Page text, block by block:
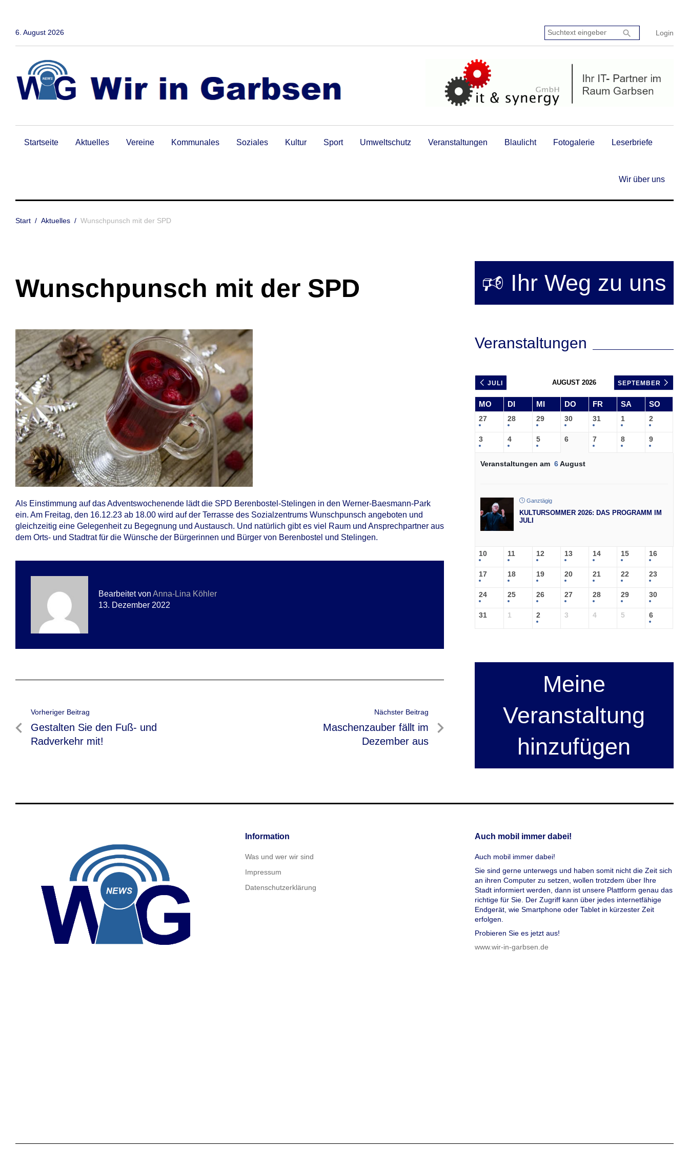
6. August 2026 Login
Suchtext
eingeben:
search
Startseite Aktuelles Vereine Kommunales Soziales Kultur Sport Umweltschutz Veranstaltungen Blaulicht Fotogalerie Leserbriefe
Wir über uns
Start / Aktuelles / Wunschpunsch mit der SPD
Wunschpunsch mit der SPD
Als Einstimmung auf das Adventswochenende lädt die SPD Berenbostel-Stelingen in den Werner-Baesmann-Park
ein. Am Freitag, den 16.12.23 ab 18.00 wird auf der Terrasse des Sozialzentrums Wunschpunsch angeboten und
gleichzeitig eine Gelegenheit zu Begegnung und Austausch. Und natürlich gibt es viel Raum und Ansprechpartner aus
dem Orts- und Stadtrat für die Wünsche der Bürgerinnen und Bürger von Berenbostel und Stelingen.
Bearbeitet von Anna-Lina Köhler
13. Dezember 2022
Beitragsnavigation
Vorheriger Beitrag
Vorheriger
Beitrag
Gestalten Sie den Fuß- und
Radverkehr mit!
Nächster Beitrag
Nächster
Maschenzauber fällt im
Dezember aus
🕫 Ihr Weg zu uns
Veranstaltungen
JULI AUGUST 2026 SEPTEMBER
MO DI MI DO FR SA SO
27 28 29 30 31 1 2
3 4 5 6 7 8 9
Veranstaltungen am 6August
Ganztägig
KULTURSOMMER 2026: DAS PROGRAMM IM
JULI
10 11 12 13 14 15 16
17 18 19 20 21 22 23
24 25 26 27 28 29 30
31 1 2 3 4 5 6
Meine
Veranstaltung
hinzufügen
Information
Was und wer wir sind
Impressum
Datenschutzerklärung
Auch mobil immer dabei!
Auch mobil immer dabei!
Sie sind gerne unterwegs und haben somit nicht die Zeit sich
an ihren Computer zu setzen, wollen trotzdem über Ihre
Stadt informiert werden, dann ist unsere Plattform genau das
richtige für Sie. Der Zugriff kann über jedes internetfähige
Endgerät, wie Smartphone oder Tablet in kürzester Zeit
erfolgen.
Probieren Sie es jetzt aus!
www.wir-in-garbsen.de